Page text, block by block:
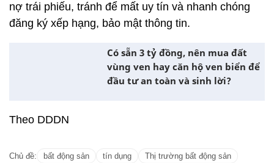
nợ trái phiếu, tránh để mất uy tín và nhanh chóng
đăng ký xếp hạng, bảo mật thông tin.
Có sẵn 3 tỷ đồng, nên mua đất
vùng ven hay căn hộ ven biển để
đầu tư an toàn và sinh lời?
Theo DDDN
Chủ đề: bất động sản tín dụng
Thị trường bất động sản